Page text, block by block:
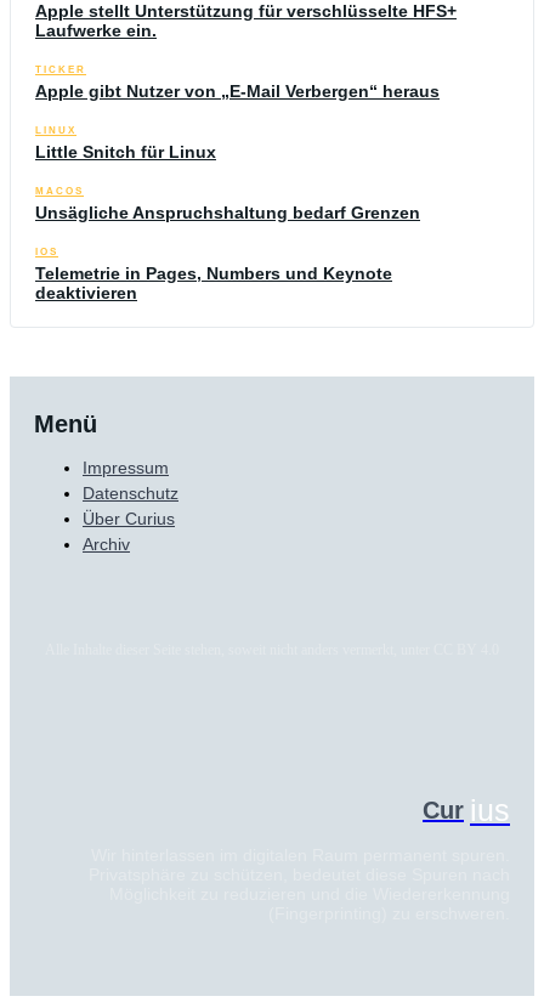
Apple stellt Unterstützung für verschlüsselte HFS+
Laufwerke ein.
TICKER
Apple gibt Nutzer von „E-Mail Verbergen“ heraus
LINUX
Little Snitch für Linux
MACOS
Unsägliche Anspruchshaltung bedarf Grenzen
IOS
Telemetrie in Pages, Numbers und Keynote
deaktivieren
Menü
Impressum
Datenschutz
Über Curius
Archiv
Cur ius